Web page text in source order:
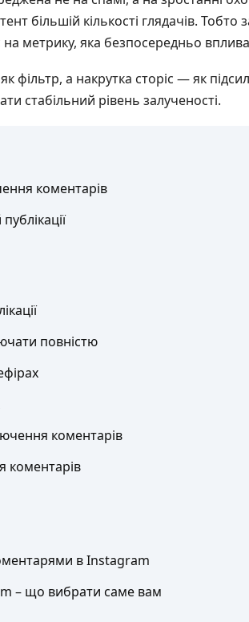
більшій кількості глядачів. Тобто
метрику, яка безпосередньо
фільтр, а накрутка сторіс — як
стабільний рівень залученості.
коментарів
повністю
коментарів
коментарів
в Instagram
– що вибрати саме вам